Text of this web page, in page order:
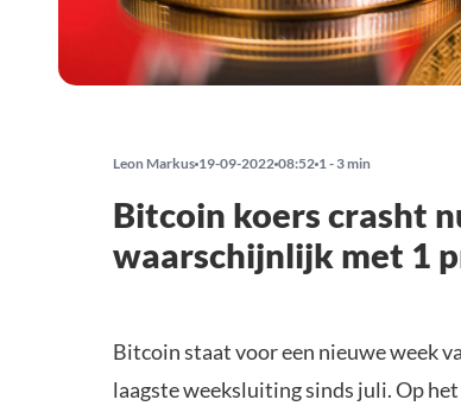
Leon Markus 19-09-2022 08:52 1 - 3 min
Bitcoin koers crasht
waarschijnlijk met 1
Bitcoin staat voor een nieuwe week
laagste weeksluiting sinds juli. Op